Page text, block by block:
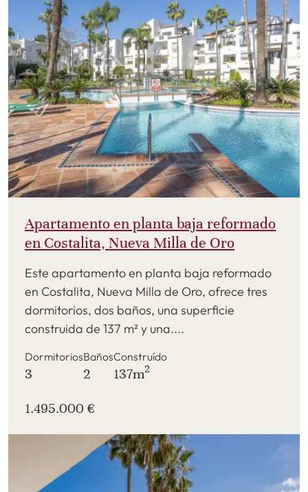
Apartamento en planta baja reformado
en Costalita, Nueva Milla de Oro
Este apartamento en planta baja reformado
en Costalita, Nueva Milla de Oro, ofrece tres
dormitorios, dos baños, una superficie
construida de 137 m² y una....
Dormitorios
3
Baños
2
Construído
137m2
1.495.000 €